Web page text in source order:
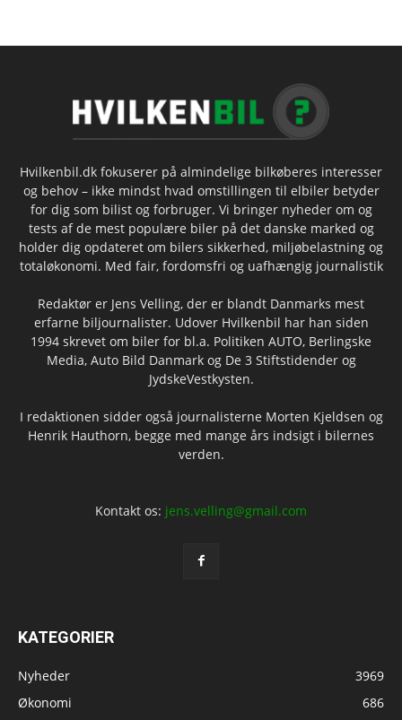
Hvilkenbil.dk fokuserer på almindelige bilkøberes interesser
og behov – ikke mindst hvad omstillingen til elbiler betyder
for dig som bilist og forbruger. Vi bringer nyheder om og
tests af de mest populære biler på det danske marked og
holder dig opdateret om bilers sikkerhed, miljøbelastning og
totaløkonomi. Med fair, fordomsfri og uafhængig journalistik
Redaktør er Jens Velling, der er blandt Danmarks mest
erfarne biljournalister. Udover Hvilkenbil har han siden
1994 skrevet om biler for bl.a. Politiken AUTO, Berlingske
Media, Auto Bild Danmark og De 3 Stiftstidender og
JydskeVestkysten.
I redaktionen sidder også journalisterne Morten Kjeldsen og
Henrik Hauthorn, begge med mange års indsigt i bilernes
verden.
Kontakt os: jens.velling@gmail.com
KATEGORIER
Nyheder
3969
Økonomi
686